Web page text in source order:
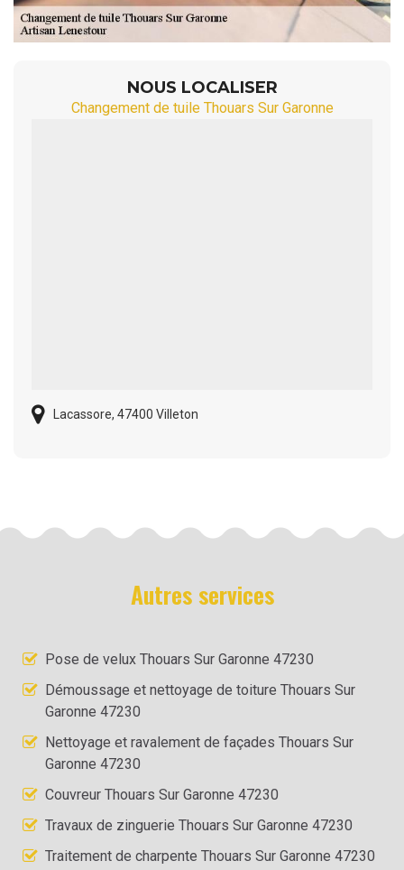
NOUS LOCALISER
Changement de tuile Thouars Sur Garonne
Lacassore, 47400 Villeton
Autres services
Pose de velux Thouars Sur Garonne 47230
Démoussage et nettoyage de toiture Thouars Sur
Garonne 47230
Nettoyage et ravalement de façades Thouars Sur
Garonne 47230
Couvreur Thouars Sur Garonne 47230
Travaux de zinguerie Thouars Sur Garonne 47230
Traitement de charpente Thouars Sur Garonne 47230